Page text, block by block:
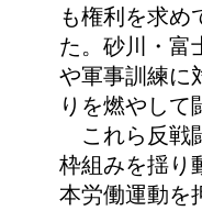
も権利を求め
た。砂川・富
や軍事訓練に
りを燃やして
これら反戦
枠組みを揺り
本労働運動を